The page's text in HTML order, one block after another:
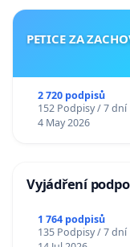
PETICE ZA
2 720 podpisů
152 Podpisy / 7 dní
4 May 2026
Vyjádření
1 764 podpisů
135 Podpisy / 7 dní